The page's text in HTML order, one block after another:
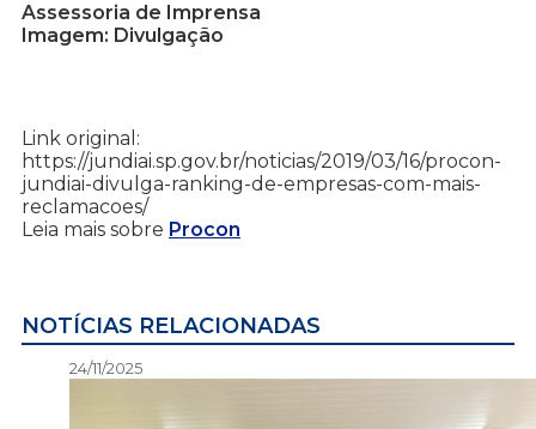
Assessoria de Imprensa
Imagem: Divulgação
Link original:
https://jundiai.sp.gov.br/noticias/2019/03/16/procon-
jundiai-divulga-ranking-de-empresas-com-mais-
reclamacoes/
Leia mais sobre Procon
NOTÍCIAS RELACIONADAS
24/11/2025